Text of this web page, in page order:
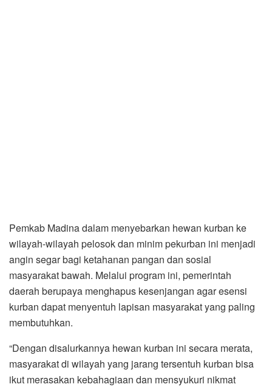
Pemkab Madina dalam menyebarkan hewan kurban ke
wilayah-wilayah pelosok dan minim pekurban ini menjadi
angin segar bagi ketahanan pangan dan sosial
masyarakat bawah. Melalui program ini, pemerintah
daerah berupaya menghapus kesenjangan agar esensi
kurban dapat menyentuh lapisan masyarakat yang paling
membutuhkan.
“Dengan disalurkannya hewan kurban ini secara merata,
masyarakat di wilayah yang jarang tersentuh kurban bisa
ikut merasakan kebahagiaan dan mensyukuri nikmat